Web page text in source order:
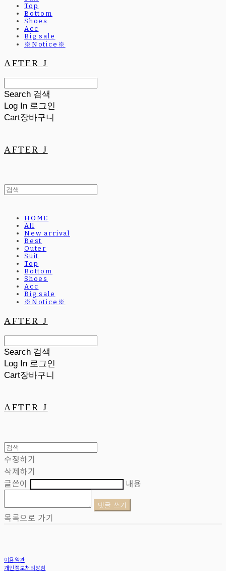
Top
Bottom
Shoes
Acc
Big sale
※Notice※
AFTER J
Search 검색
Log In 로그인
Cart장바구니
AFTER J
HOME
All
New arrival
Best
Outer
Suit
Top
Bottom
Shoes
Acc
Big sale
※Notice※
AFTER J
Search 검색
Log In 로그인
Cart장바구니
AFTER J
수정하기
삭제하기
글쓴이
내용
댓글 쓰기
목록으로 가기
이용약관
개인정보처리방침